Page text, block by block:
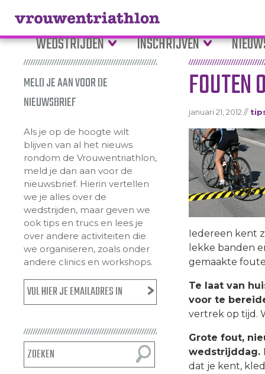
WEDSTRIJDEN INSCHRIJVEN
MELD JE AAN VOOR DE
NIEUWSBRIEF
Als je op de hoogte wilt
blijven van al het nieuws
rondom de Vrouwentriathlon,
meld je dan aan voor de
nieuwsbrief. Hierin vertellen
we je alles over de
wedstrijden, maar geven we
ook tips en trucs en lees je
over andere activiteiten die
we organiseren, zoals onder
andere clinics en workshops.
FOUTEN
januari 21, 2012 //
Iedereen kent
lekke banden
gemaakte
Te laat van
voor te
vertrek op tijd.
Grote fout,
wedstrijddag.
dat je kent,